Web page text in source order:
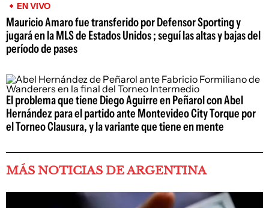
EN VIVO
Mauricio Amaro fue transferido por Defensor Sporting y
jugará en la MLS de Estados Unidos ; seguí las altas y bajas del
período de pases
El problema que tiene Diego Aguirre en Peñarol con Abel
Hernández para el partido ante Montevideo City Torque por
el Torneo Clausura, y la variante que tiene en mente
MÁS NOTICIAS DE ARGENTINA